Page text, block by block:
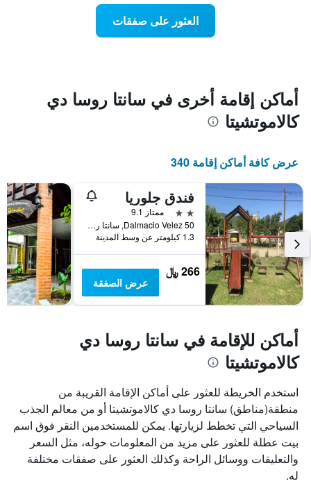
المخطط
1
محور
X
يعرض
أيام
الأسبوع.
يتضمن
المخطط
التالي
1
محور
Y
الذي
يعرض
متوسط
العثور على صفقات
أماكن إقامة أخرى في سانتا روسا دي
كالاموتشيتا
عرض كافة أماكن إقامة 340
فندق جلوريا
2 نجمتين
ممتاز 9.1
Dalmacio Velez 50, سانتا روسا دي كالاموتشيتا, محافظة كوردوبا, الأرجنتين
1.3 كيلومتر عن وسط المدينة
266 ﷼
عرض الصفقة
أماكن للإقامة في سانتا روسا دي
كالاموتشيتا
استخدم الخريطة للعثور على أماكن الإقامة القريبة من
منطقة(مناطق) سانتا روسا دي كالاموتشيتا أو من معالم الجذب
السياحي التي تخطط لزيارتها. يمكن للمستخدمين النقر فوق اسم
بيت عطلة للعثور على مزيد من المعلومات حوله، مثل السعر
والتعليقات ووسائل الراحة وكذلك العثور على صفقات مختلفة
له.